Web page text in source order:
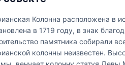
Колонна расположена в
в 1719 году, в знак
памятника собирали
колонны неизвестен.